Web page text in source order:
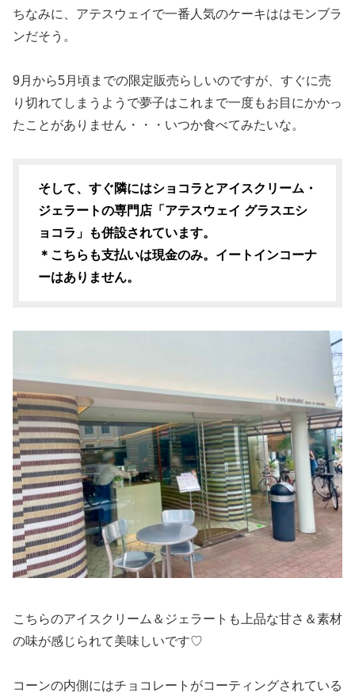
ちなみに、アテスウェイで一番人気のケーキははモンブラ
ンだそう。
9月から5月頃までの限定販売らしいのですが、すぐに売
り切れてしまうようで夢子はこれまで一度もお目にかかっ
たことがありません・・・いつか食べてみたいな。
そして、すぐ隣にはショコラとアイスクリーム・
ジェラートの専門店「アテスウェイ グラスエシ
ョコラ」も併設されています。
＊こちらも支払いは現金のみ。イートインコーナ
ーはありません。
こちらのアイスクリーム＆ジェラートも上品な甘さ＆素材
の味が感じられて美味しいです♡
コーンの内側にはチョコレートがコーティングされている